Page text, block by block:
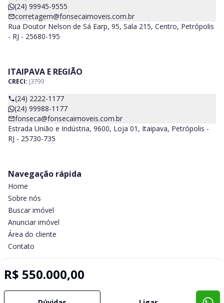
R$ 550.000,00
(24) 99945-9555
corretagem@fonsecaimoveis.com.br
Rua Doutor Nelson de Sá Earp, 95, Sala 215, Centro, Petrópolis
- RJ - 25680-195
ITAIPAVA E REGIÃO
CRECI: J3799
(24) 2222-1177
(24) 99988-1177
fonseca@fonsecaimoveis.com.br
Estrada União e Indústria, 9600, Loja 01, Itaipava, Petrópolis -
RJ - 25730-735
Navegação rápida
Home
Sobre nós
Buscar imóvel
Anunciar imóvel
Área do cliente
Contato
Selo de Tecnologia Loft